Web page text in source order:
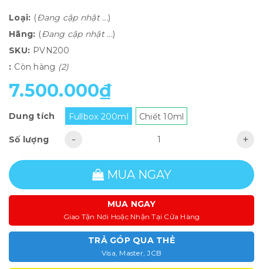
Loại: (Đang cập nhật ...)
Hãng: (Đang cập nhật ...)
SKU: PVN200
: Còn hàng (2)
7.500.000₫
Dung tích Fullbox 200ml Chiết 10ml
Số lượng - +
MUA NGAY
MUA NGAY
Giao Tận Nơi Hoặc Nhận Tại Cửa Hàng
TRẢ GÓP QUA THẺ
Visa, Master, JCB